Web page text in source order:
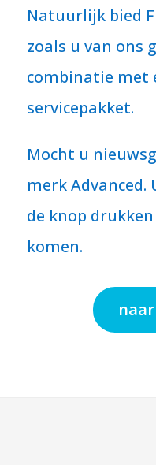
Natuurlijk bied
zoals u van ons
combinatie met
servicepakket.
Mocht u
merk
de knop
komen.